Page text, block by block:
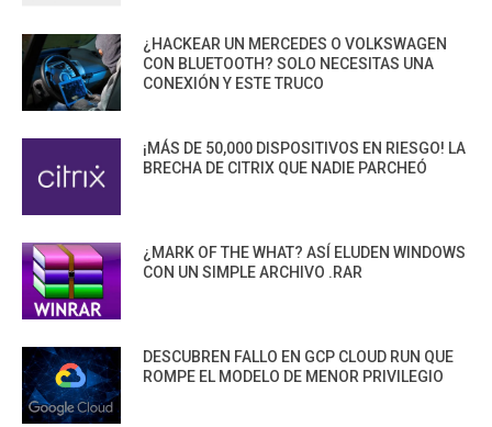
¿HACKEAR UN MERCEDES O VOLKSWAGEN
CON BLUETOOTH? SOLO NECESITAS UNA
CONEXIÓN Y ESTE TRUCO
¡MÁS DE 50,000 DISPOSITIVOS EN RIESGO! LA
BRECHA DE CITRIX QUE NADIE PARCHEÓ
¿MARK OF THE WHAT? ASÍ ELUDEN WINDOWS
CON UN SIMPLE ARCHIVO .RAR
DESCUBREN FALLO EN GCP CLOUD RUN QUE
ROMPE EL MODELO DE MENOR PRIVILEGIO